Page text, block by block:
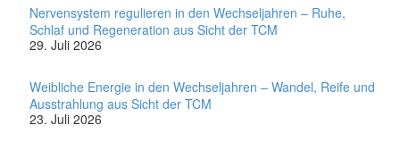
Nervensystem regulieren in den Wechseljahren – Ruhe,
Schlaf und Regeneration aus Sicht der TCM
29. Juli 2026
Weibliche Energie in den Wechseljahren – Wandel, Reife und
Ausstrahlung aus Sicht der TCM
23. Juli 2026